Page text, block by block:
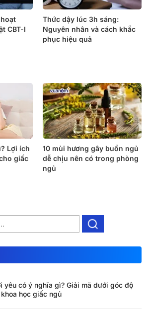
CBT-I
Thức dậy lúc 3h sáng:
Nguyên nhân và cách khắc
phục hiệu quả
Lợi ích
giấc
10 mùi hương gây buồn ngủ
dễ chịu nên có trong phòng
ngủ
yêu có ý nghĩa gì? Giải mã dưới góc độ
học giấc ngủ